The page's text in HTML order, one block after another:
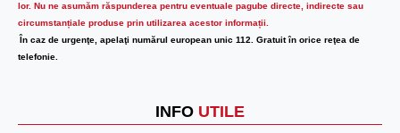
lor. Nu ne asumăm răspunderea pentru eventuale pagube directe, indirecte sau
circumstanțiale produse prin utilizarea acestor informații.
În caz de urgenţe, apelaţi numărul european unic 112. Gratuit în orice reţea de
telefonie.
INFO UTILE